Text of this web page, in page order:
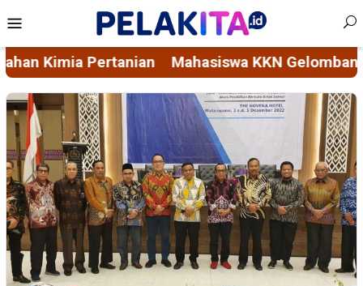
to
content
Menu
116 Unhas Rintis Bank Sampah di